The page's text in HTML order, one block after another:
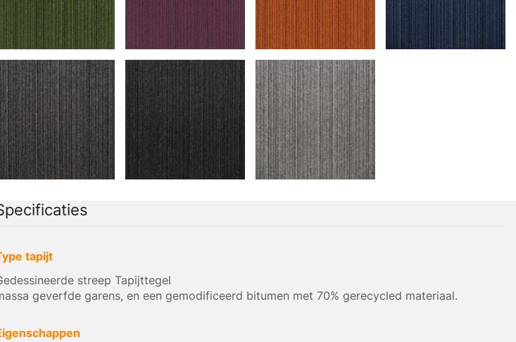
tapijt
streep Tapijttegel
geverfde garens, en een gemodificeerd bitumen met 70% gerecycled materiaal.